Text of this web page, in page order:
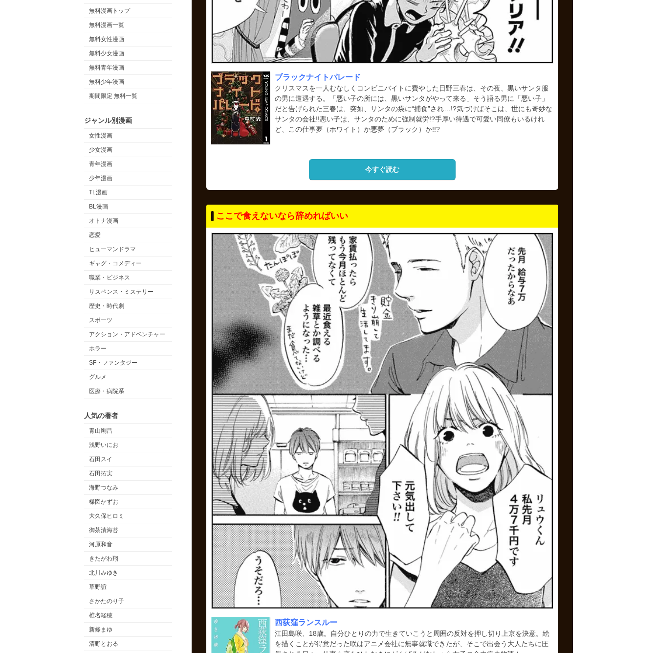
無料漫画トップ
無料漫画一覧
無料女性漫画
無料少女漫画
無料青年漫画
無料少年漫画
期間限定 無料一覧
ジャンル別漫画
女性漫画
少女漫画
青年漫画
少年漫画
TL漫画
BL漫画
オトナ漫画
恋愛
ヒューマンドラマ
ギャグ・コメディー
職業・ビジネス
サスペンス・ミステリー
歴史・時代劇
スポーツ
アクション・アドベンチャー
ホラー
SF・ファンタジー
グルメ
医療・病院系
人気の著者
青山剛昌
浅野いにお
石田スイ
石田拓実
海野つなみ
楳図かずお
大久保ヒロミ
御茶漬海苔
河原和音
きたがわ翔
北川みゆき
草野誼
さかたのり子
椎名軽穂
新條まゆ
清野とおる
ブラックナイトパレード
クリスマスを一人むなしくコンビニバイトに費やした日野三春は、その夜、黒いサンタ服
の男に遭遇する。「悪い子の所には、黒いサンタがやって来る」そう語る男に「悪い子」
だと告げられた三春は、突如、サンタの袋に“捕食”され…!?気づけばそこは、世にも奇妙な
サンタの会社!!悪い子は、サンタのために強制就労!?手厚い待遇で可愛い同僚もいるけれ
ど、この仕事夢（ホワイト）か悪夢（ブラック）か!!?
今すぐ読む
ここで食えないなら辞めればいい
西荻窪ランスルー
江田島咲、18歳。自分ひとりの力で生きていこうと周囲の反対を押し切り上京を決意。絵
を描くことが得意だった咲はアニメ会社に無事就職できたが、そこで出会う大人たちに圧